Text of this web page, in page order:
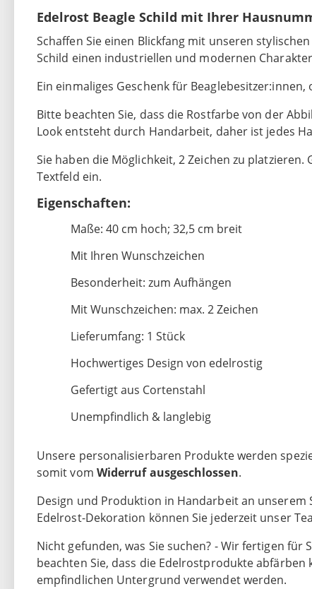
Edelrost Beagle Schild mit Ihrer
Schaffen Sie einen Blickfang mit unseren
Schild einen industriellen und modernen
Ein einmaliges Geschenk für
Bitte beachten Sie, dass die Rostfarbe von der
Look entsteht durch Handarbeit, daher ist jedes
Sie haben die Möglichkeit, 2 Zeichen zu platzieren.
Textfeld ein.
Eigenschaften:
Maße: 40 cm hoch; 32,5 cm breit
Mit Ihren Wunschzeichen
Besonderheit: zum Aufhängen
Mit Wunschzeichen: max. 2 Zeichen
Lieferumfang: 1 Stück
Hochwertiges Design von edelrostig
Gefertigt aus Cortenstahl
Unempfindlich & langlebig
Unsere personalisierbaren Produkte werden
somit vom Widerruf ausgeschlossen.
Design und Produktion in Handarbeit an
Edelrost-Dekoration können Sie jederzeit unser
Nicht gefunden, was Sie suchen? - Wir fertigen
beachten Sie, dass die Edelrostprodukte
empfindlichen Untergrund verwendet werden.